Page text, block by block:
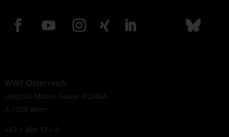
WWF Österreich
Leopold-Moses-Gasse 4/2/40A
A-1020 Wien
+43 1 488 17 – 0